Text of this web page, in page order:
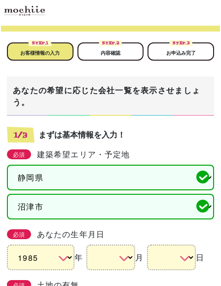
STEP.1
お客様情報の入力
STEP.2
内容確認
STEP.3
お申込み完了
あなたの希望に応じた会社一覧を表示させましょ
う。
1/3 まずは基本情報を入力！
必須 建築希望エリア・予定地
必須 あなたの生年月日
年 月 日